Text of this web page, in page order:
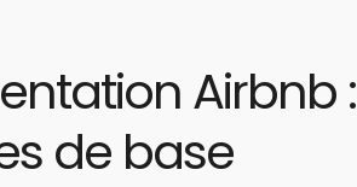
Airbnb :
de base